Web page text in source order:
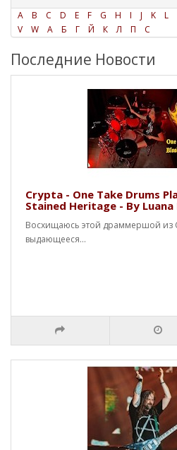
A
B C D E F G H I J K L
V
W А Б Г Й К Л П С
Последние Новости
Crypta - One Take Drums
Stained Heritage - By
Восхищаюсь этой драммершой из
выдающееся...